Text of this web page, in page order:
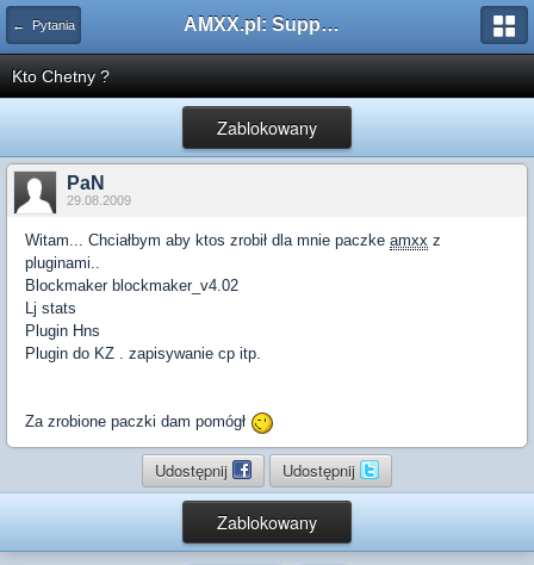
← Pytania AMXX.pl: Support AMX Mod X i SourceMod
Kto Chetny ?
Zablokowany
PaN
29.08.2009
Witam... Chciałbym aby ktos zrobił dla mnie paczke amxx z
pluginami..
Blockmaker blockmaker_v4.02
Lj stats
Plugin Hns
Plugin do KZ . zapisywanie cp itp.
Za zrobione paczki dam pomógł
Udostępnij Udostępnij
Zablokowany